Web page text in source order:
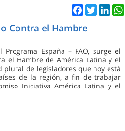
Facebook
Twitter
Contra el Hambre
España – FAO, surge el
el Hambre de América Latina y el
plural de legisladores que hoy está
de la región, a fin de trabajar
Iniciativa América Latina y el